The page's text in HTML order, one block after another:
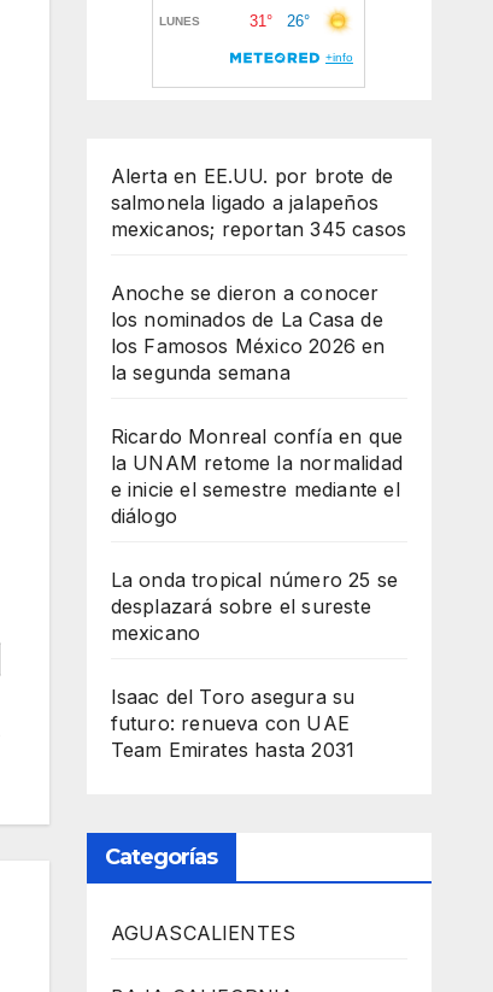
Alerta en EE.UU. por brote de
salmonela ligado a jalapeños
mexicanos; reportan 345 casos
Anoche se dieron a conocer
los nominados de La Casa de
los Famosos México 2026 en
la segunda semana
Ricardo Monreal confía en que
la UNAM retome la normalidad
e inicie el semestre mediante el
diálogo
La onda tropical número 25 se
desplazará sobre el sureste
mexicano
Isaac del Toro asegura su
futuro: renueva con UAE
Team Emirates hasta 2031
Categorías
AGUASCALIENTES